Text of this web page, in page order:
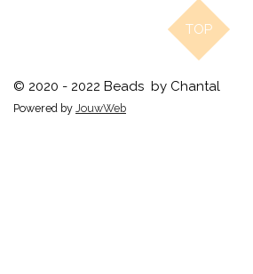
TOP
© 2020 - 2022 Beads by Chantal
Powered by JouwWeb